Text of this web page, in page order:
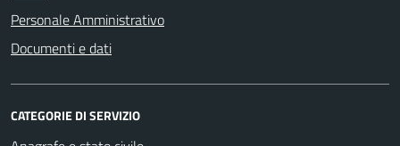
Personale Amministrativo
Documenti e dati
CATEGORIE DI SERVIZIO